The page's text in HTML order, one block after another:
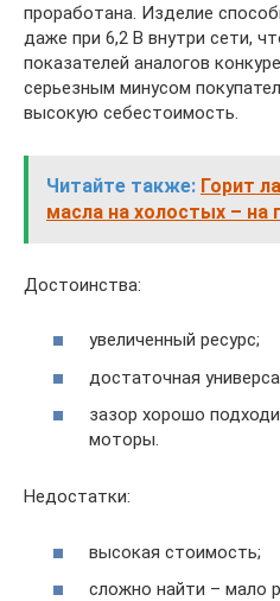
проработана. Изделие
даже при 6,2 В внутри сети,
показателей аналогов
серьезным минусом
высокую себестоимость.
Читайте также: Горит
масла на холостых – на
Достоинства:
увеличенный ресурс;
достаточная
зазор хорошо
моторы.
Недостатки:
высокая стоимость;
сложно найти – мало